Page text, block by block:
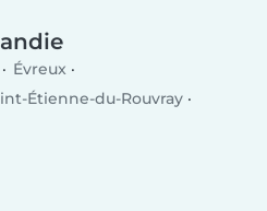
Évreux
Étienne-du-Rouvray